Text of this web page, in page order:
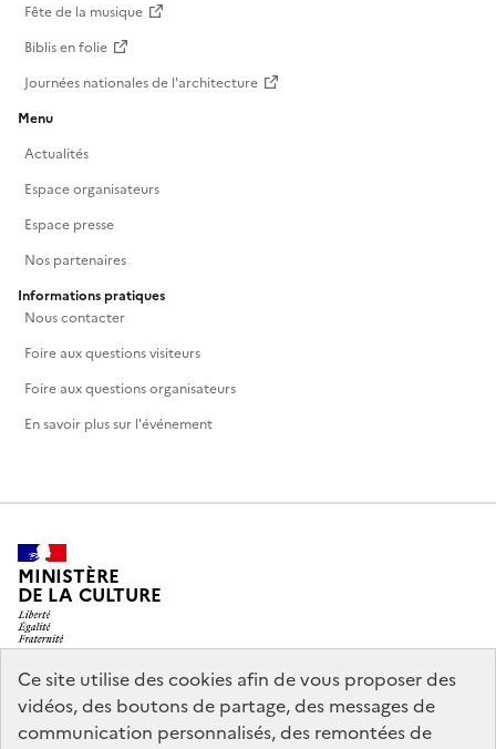
Ce site utilise des cookies afin de vous proposer des
vidéos, des boutons de partage, des messages de
communication personnalisés, des remontées de
Fête de la musique
Biblis en folie
Journées nationales de l'architecture
Menu
Actualités
Espace organisateurs
Espace presse
Nos partenaires
Informations pratiques
Nous contacter
Foire aux questions visiteurs
Foire aux questions organisateurs
En savoir plus sur l'événement
MINISTÈRE
DE LA CULTURE
legifrance.gouv.fr
info.gouv.fr